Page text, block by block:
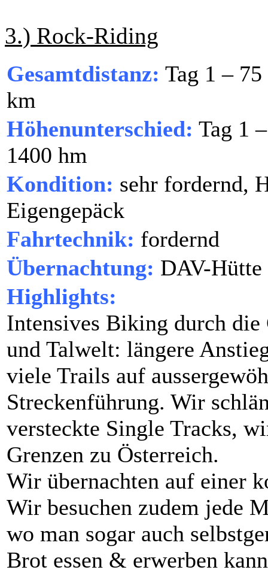
3.) Rock-Riding
Gesamtdistanz: Tag 1 –
km
Höhenunterschied: Tag 1
1400 hm
Kondition: sehr fordernd,
Eigengepäck
Fahrtechnik: fordernd
Übernachtung: DAV-Hütte
Highlights:
Intensives Biking durch die
und Talwelt: längere
viele Trails auf
Streckenführung. Wir
versteckte Single Tracks,
Grenzen zu Österreich.
Wir übernachten auf einer
Wir besuchen zudem jede
wo man sogar auch
Brot essen & erwerben